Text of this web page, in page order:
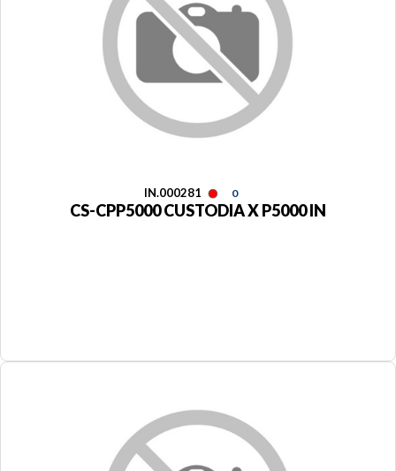
IN.000281 0
CS-CPP5000 CUSTODIA X P5000 IN